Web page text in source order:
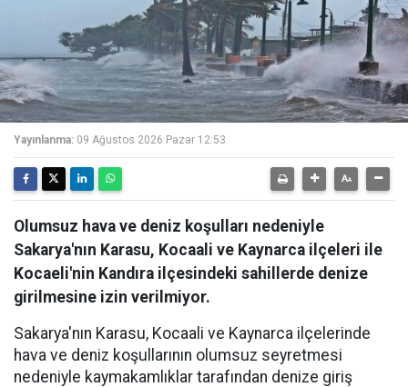
Yayınlanma: 09 Ağustos 2026 Pazar 12:53
Olumsuz hava ve deniz koşulları nedeniyle
Sakarya'nın Karasu, Kocaali ve Kaynarca ilçeleri ile
Kocaeli'nin Kandıra ilçesindeki sahillerde denize
girilmesine izin verilmiyor.
Sakarya'nın Karasu, Kocaali ve Kaynarca ilçelerinde
hava ve deniz koşullarının olumsuz seyretmesi
nedeniyle kaymakamlıklar tarafından denize giriş